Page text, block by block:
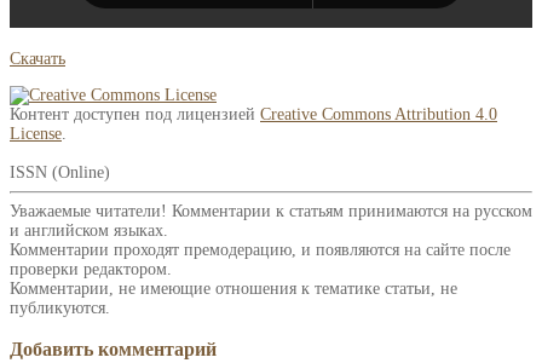
Скачать
Контент доступен под лицензией Creative Commons Attribution 4.0
License
ISSN (Online)
Уважаемые читатели! Комментарии к статьям принимаются на русском
и английском языках.
Комментарии проходят премодерацию, и появляются на сайте после
проверки редактором.
Комментарии, не имеющие отношения к тематике статьи, не
публикуются.
Добавить комментарий